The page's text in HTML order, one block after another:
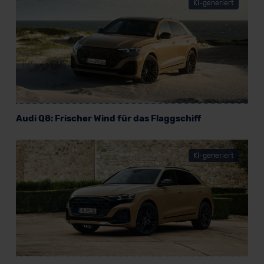
KI-generiert
Audi Q8: Frischer Wind für das Flaggschiff
KI-generiert